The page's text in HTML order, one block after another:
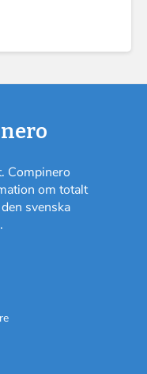
Compinero
om totalt
svenska